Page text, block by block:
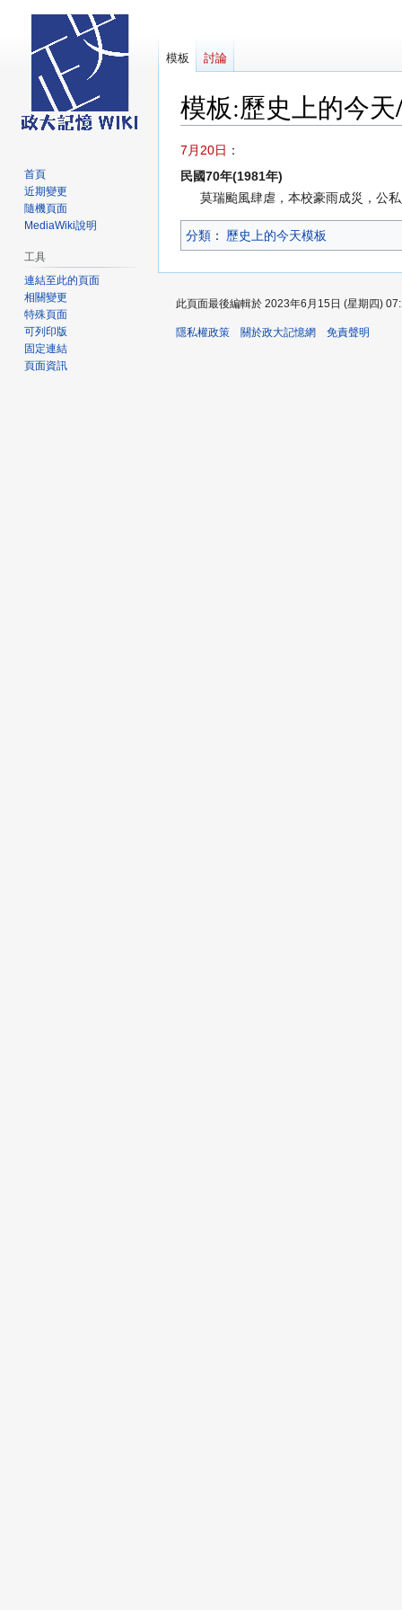
模板:歷史上的今天
跳
至
跳
至
7月20日 ：
民國70年(1981年)
莫瑞颱風肆虐，本校豪雨成災，公
分類 ：​ 歷史上的今天模板
模板 討論
首頁
近期變更
隨機頁面
MediaWiki說明
工具
連結至此的頁面
相關變更
特殊頁面
可列印版
固定連結
頁面資訊
此頁面最後編輯於 2023年6月15日 (星期四)
隱私權政策 關於政大記憶網 免責聲明